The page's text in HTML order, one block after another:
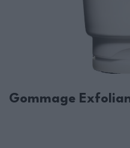
Gommage